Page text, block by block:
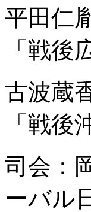
平田仁
「戦
古波蔵
「戦後
司会：
ーバル